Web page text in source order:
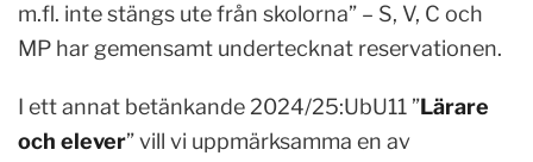
m.fl. inte stängs ute från skolorna” – S, V, C och
MP har gemensamt undertecknat reservationen.
I ett annat betänkande 2024/25:UbU11 ”Lärare
och elever” vill vi uppmärksamma en av